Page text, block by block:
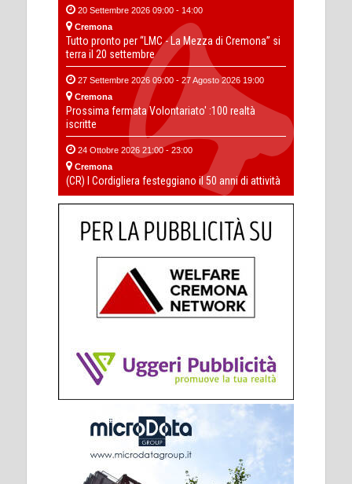
20 Settembre 2026 09:00 - 14:00
Cremona
Tutto pronto per “LMC - La Mezza di Cremona” si
terra il 20 settembre
27 Settembre 2026 09:00 - 27 Agosto 2026 19:00
Cremona
Prossima fermata Volontariato' :100 realtà
iscritte
24 Ottobre 2026 21:00 - 23:00
Cremona
(CR) I Cordigliera festeggiano il 50 anni di attività